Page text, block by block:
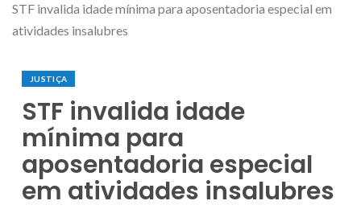
STF invalida idade mínima para aposentadoria especial em
atividades insalubres
JUSTIÇA
STF invalida idade
mínima para
aposentadoria especial
em atividades insalubres